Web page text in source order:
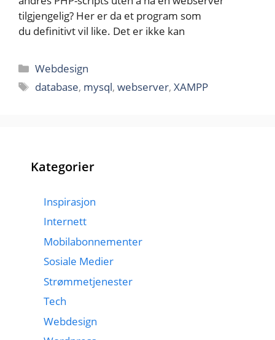
tilgjengelig? Her er da et program som
du definitivt vil like. Det er ikke kan
Kategorier
Webdesign
Stikkord
database, mysql,webserver,XAMPP
Kategorier
Inspirasjon
Internett
Mobilabonnementer
Sosiale Medier
Strømmetjenester
Tech
Webdesign